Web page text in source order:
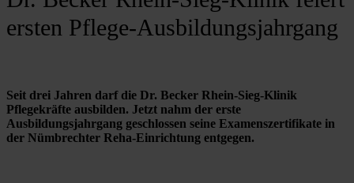
ersten Pflege-Ausbildungsjahrgang
Seit drei Jahren darf die Dr. Becker Rhein-Sieg-Klinik
Pflegekräfte ausbilden. Jetzt nahm der erste
Ausbildungsjahrgang geschlossen seine Examenszertifikate in
der Nümbrechter Reha-Einrichtung entgegen.